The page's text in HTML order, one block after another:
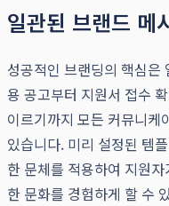
일관된 브랜드 메
성공적인 브랜딩의 핵심은
용 공고부터 지원서 접수
이르기까지 모든 커뮤니케
있습니다. 미리 설정된 템
한 문체를 적용하여 지원
한 문화를 경험하게 할 수